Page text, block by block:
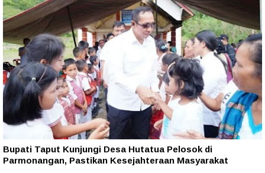
Bupati Taput Kunjungi Desa Hutatua Pelosok di
Parmonangan, Pastikan Kesejahteraan Masyarakat